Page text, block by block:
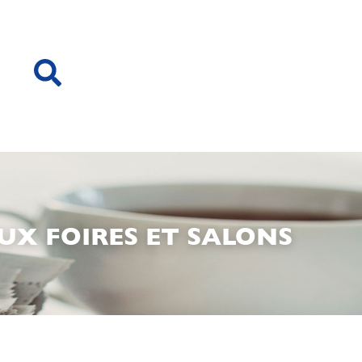
FOIRES ET SALONS